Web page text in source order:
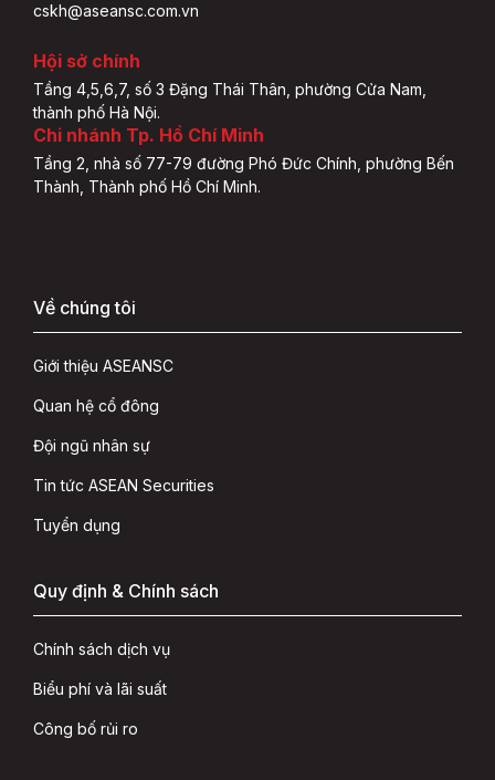
cskh@aseansc.com.vn
Hội sở chính
Tầng 4,5,6,7, số 3 Đặng Thái Thân, phường Cửa Nam,
thành phố Hà Nội.
Chi nhánh Tp. Hồ Chí Minh
Tầng 2, nhà số 77-79 đường Phó Đức Chính, phường Bến
Thành, Thành phố Hồ Chí Minh.
Về chúng tôi
Giới thiệu ASEANSC
Quan hệ cổ đông
Đội ngũ nhân sự
Tin tức ASEAN Securities
Tuyển dụng
Quy định & Chính sách
Chính sách dịch vụ
Biểu phí và lãi suất
Công bố rủi ro